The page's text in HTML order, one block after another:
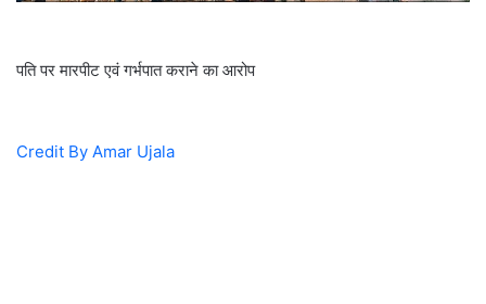
पति पर मारपीट एवं गर्भपात कराने का आरोप
Credit By Amar Ujala